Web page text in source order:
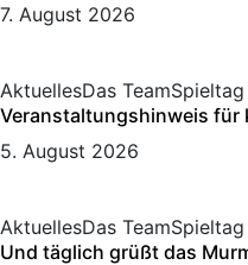
7. August 2026
AktuellesDas TeamSpieltag
Veranstaltungshinweis für
5. August 2026
AktuellesDas TeamSpieltag
Und täglich grüßt das